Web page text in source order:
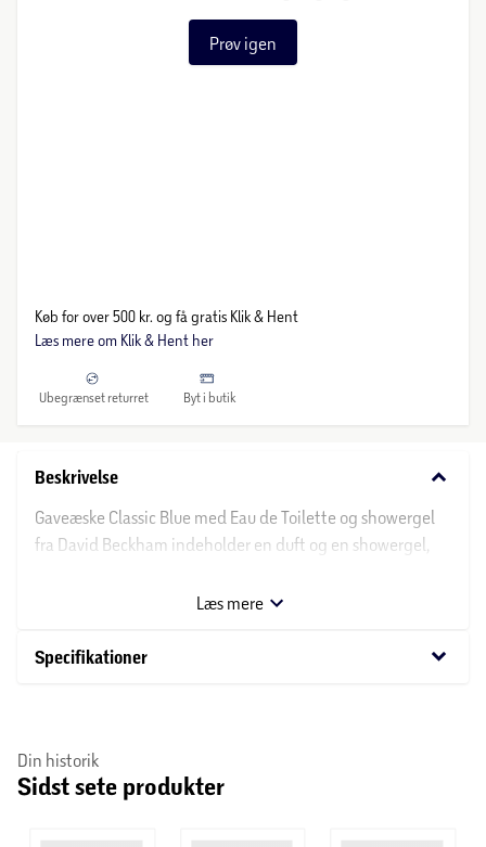
Prøv igen
Køb for over 500 kr. og få gratis Klik & Hent
Læs mere om Klik & Hent her
Ubegrænset returret Byt i butik
Beskrivelse keyboard_arrow_down
Gaveæske Classic Blue med Eau de Toilette og showergel
fra David Beckham indeholder en duft og en showergel,
på huden, typisk på håndled og hals, for at tilføre en
hud og skylles af med vand.
Den engelske fodboldspiller David Beckham lægger navn
til en lang række af dufte. Du finder blandt andet
Læs mere
Specifikationer keyboard_arrow_down
Din historik
Sidst sete produkter